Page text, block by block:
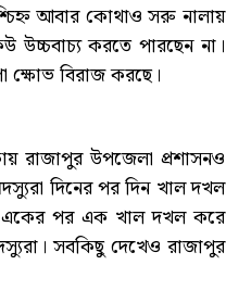
আবার কোথাও সরু নালায়
উচ্চবাচ্য করতে পারছেন না।
ক্ষোভ বিরাজ করছে।
রাজাপুর উপজেলা প্রশাসনও
দিনের পর দিন খাল দখল
একের পর এক খাল দখল করে
সবকিছু দেখেও রাজাপুর